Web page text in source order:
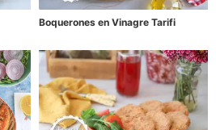
Boquerones en Vinagre Tarifi